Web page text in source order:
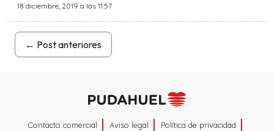
18 diciembre, 2019 a las 11:57
← Post anteriores
Contacto comercial Aviso legal Política de privacidad